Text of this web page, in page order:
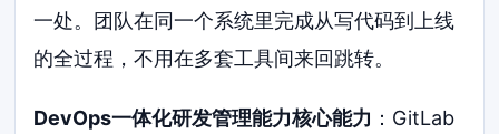
一处。团队在同一个系统里完成从写代码到上线
的全过程，不用在多套工具间来回跳转。
DevOps一体化研发管理能力核心能力 ：GitLab